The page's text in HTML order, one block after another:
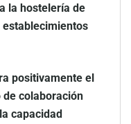
la hostelería de
establecimientos
positivamente el
colaboración
capacidad